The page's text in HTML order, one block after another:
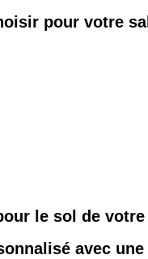
pour votre
le sol de
avec